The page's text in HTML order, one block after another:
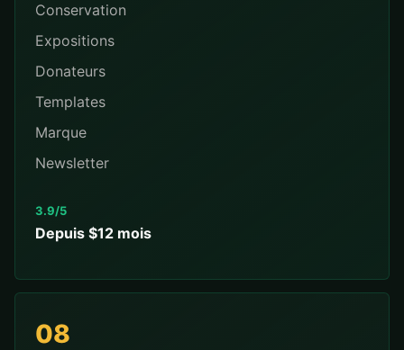
Conservation
Expositions
Donateurs
Templates
Marque
Newsletter
3.9/5
Depuis $12 mois
08